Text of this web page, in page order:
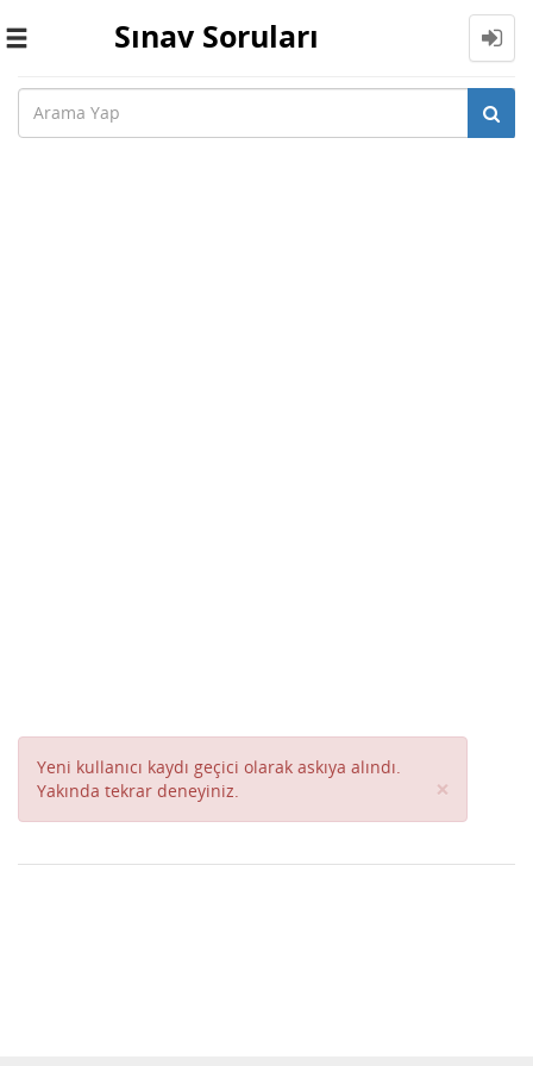
Toggle
Sınav Soruları
Yeni kullanıcı kaydı geçici olarak askıya alındı.
Yakında tekrar deneyiniz.
×